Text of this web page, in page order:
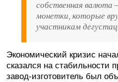
собственная валюта
монетки, которые
участникам
Экономический кризис
сказался на стабильности
завод-изготовитель был